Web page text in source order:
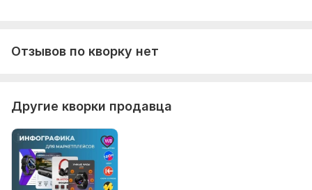
Объем услуги в кворке:
Отзывов по кворку нет
Другие кворки продавца